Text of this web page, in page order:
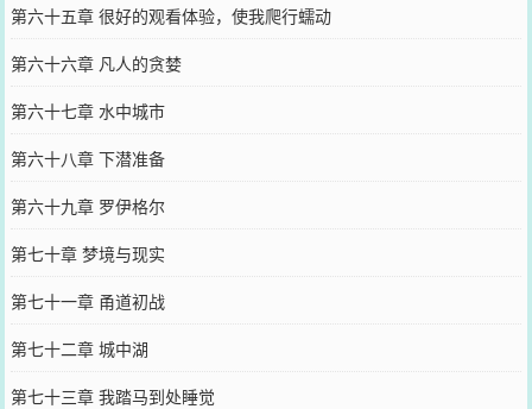
第六十五章 很好的观看体验，使我爬行蠕动
第六十六章 凡人的贪婪
第六十七章 水中城市
第六十八章 下潜准备
第六十九章 罗伊格尔
第七十章 梦境与现实
第七十一章 甬道初战
第七十二章 城中湖
第七十三章 我踏马到处睡觉